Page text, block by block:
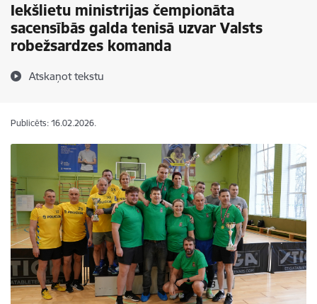
Iekšlietu ministrijas čempionāta
sacensībās galda tenisā uzvar Valsts
robežsardzes komanda
Atskaņot tekstu
Publicēts: 16.02.2026.